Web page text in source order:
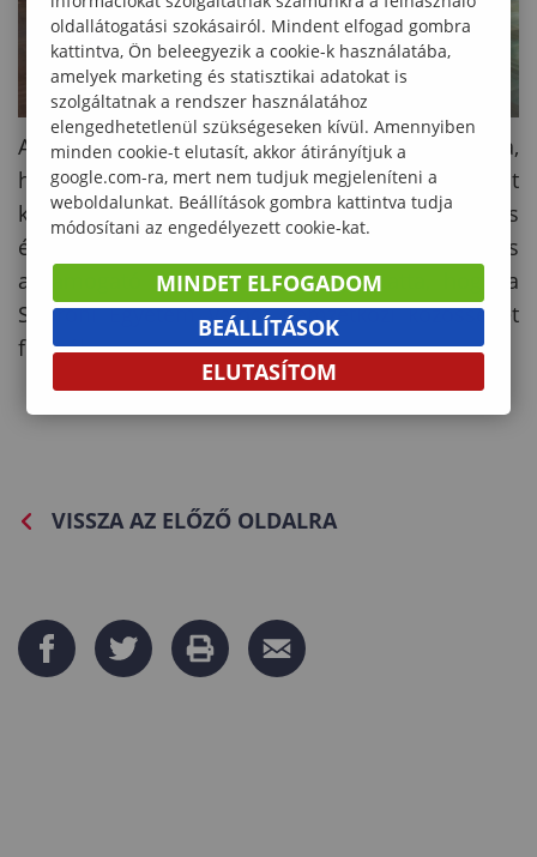
A rendezvény különleges atmoszféráját az adta,
hogy a hallgatók aktív résztvevőként
kapcsolódhattak be a programokba. A közös
élmények, az egymás kultúrája iránti nyitottság és
a támogató légkör ismét megmutatta, hogy a
Soproni Egyetem valódi nemzetközi közösséget
formál.
VISSZA AZ ELŐZŐ OLDALRA
oldallátogatási szokásairól. Mindent elfogad gombra
kattintva, Ön beleegyezik a cookie-k használatába,
amelyek marketing és statisztikai adatokat is
szolgáltatnak a rendszer használatához
elengedhetetlenül szükségeseken kívül. Amennyiben
minden cookie-t elutasít, akkor átirányítjuk a
google.com-ra, mert nem tudjuk megjeleníteni a
weboldalunkat. Beállítások gombra kattintva tudja
módosítani az engedélyezett cookie-kat.
MINDET ELFOGADOM
BEÁLLÍTÁSOK
ELUTASÍTOM